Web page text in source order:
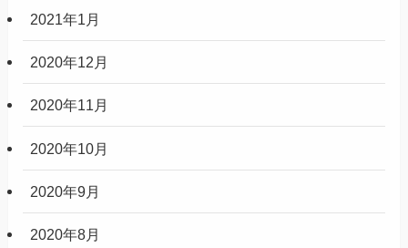
2021年1月
2020年12月
2020年11月
2020年10月
2020年9月
2020年8月